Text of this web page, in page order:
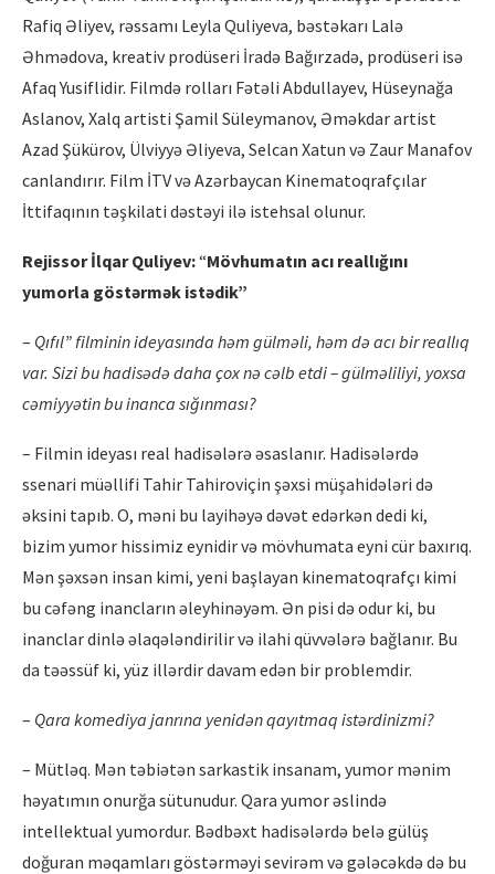
Rafiq Əliyev, rəssamı Leyla Quliyeva, bəstəkarı Lalə
Əhmədova, kreativ prodüseri İradə Bağırzadə, prodüseri isə
Afaq Yusiflidir. Filmdə rolları Fətəli Abdullayev, Hüseynağa
Aslanov, Xalq artisti Şamil Süleymanov, Əməkdar artist
Azad Şükürov, Ülviyyə Əliyeva, Selcan Xatun və Zaur Manafov
canlandırır. Film İTV və Azərbaycan Kinematoqrafçılar
İttifaqının təşkilati dəstəyi ilə istehsal olunur.
Rejissor İlqar Quliyev:“Mövhumatın acı reallığını
yumorla göstərmək istədik”
– Qıfıl” filminin ideyasında həm gülməli, həm də acı bir reallıq
var. Sizi bu hadisədə daha çox nə cəlb etdi– gülməliliyi, yoxsa
cəmiyyətin bu inanca sığınması?
– Filmin ideyası real hadisələrə əsaslanır. Hadisələrdə
ssenari müəllifi Tahir Tahiroviçin şəxsi müşahidələri də
əksini tapıb. O, məni bu layihəyə dəvət edərkən dedi ki,
bizim yumor hissimiz eynidir və mövhumata eyni cür baxırıq.
Mən şəxsən insan kimi, yeni başlayan kinematoqrafçı kimi
bu cəfəng inancların əleyhinəyəm. Ən pisi də odur ki, bu
inanclar dinlə əlaqələndirilir və ilahi qüvvələrə bağlanır. Bu
da təəssüf ki, yüz illərdir davam edən bir problemdir.
– Qara komediya janrına yenidən qayıtmaq istərdinizmi?
– Mütləq. Mən təbiətən sarkastik insanam, yumor mənim
həyatımın onurğa sütunudur. Qara yumor əslində
intellektual yumordur. Bədbəxt hadisələrdə belə gülüş
doğuran məqamları göstərməyi sevirəm və gələcəkdə də bu